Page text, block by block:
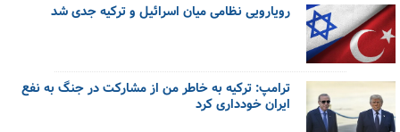
رویارویی نظامی میان اسرائیل و ترکیه جدی شد
ترامپ: ترکیه به خاطر من از مشارکت در جنگ به نفع
ایران خودداری کرد